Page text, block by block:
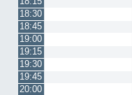
18:30
18:45
19:00
19:15
19:30
19:45
20:00